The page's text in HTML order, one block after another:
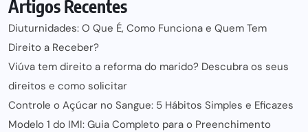
Artigos Recentes
Diuturnidades: O Que É, Como Funciona e Quem Tem
Direito a Receber?
Viúva tem direito a reforma do marido? Descubra os seus
direitos e como solicitar
Controle o Açúcar no Sangue: 5 Hábitos Simples e Eficazes
Modelo 1 do IMI: Guia Completo para o Preenchimento